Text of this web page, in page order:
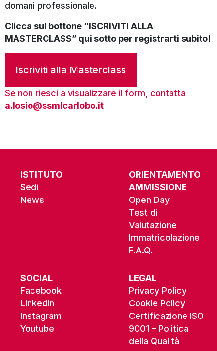
domani professionale.
Clicca sul bottone “ISCRIVITI ALLA
MASTERCLASS” qui sotto per registrarti subito!
Iscriviti alla Masterclass
Se non riesci a visualizzare il form, contatta
a.losio@ssmlcarlobo.it
ISTITUTO
Sedi
News
ORIENTAMENTO
AMMISSIONE
Open Day
Test di
Valutazione
Immatricolazione
F.A.Q.
SOCIAL
Facebook
LinkedIn
Instagram
Youtube
LEGAL
Privacy Policy
Cookie Policy
Certificazione ISO
9001 – Politica
della Qualità